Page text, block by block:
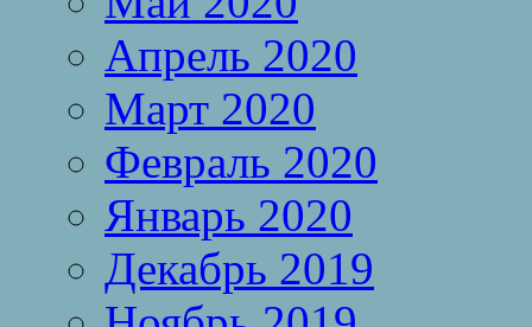
Апрель 2020
Март 2020
Февраль 2020
Январь 2020
Декабрь 2019